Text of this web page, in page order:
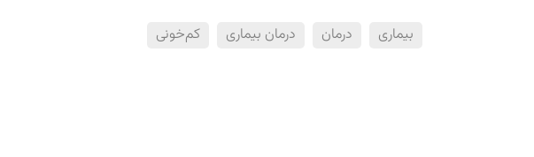
بیماری درمان درمان بیماری کم‌خونی